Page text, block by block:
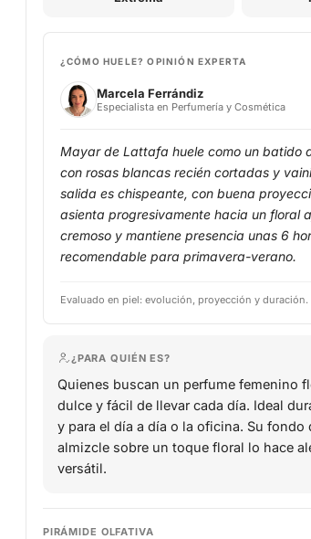
¿CÓMO HUELE? OPINIÓN EXPERTA
Marcela Ferrándiz
Especialista en Perfumería y Cosmética
Mayar de Lattafa huele como un batido
con rosas blancas recién cortadas y
salida es chispeante, con buena
asienta progresivamente hacia un floral
cremoso y mantiene presencia unas 6
recomendable para primavera-verano.
Evaluado en piel: evolución, proyección y duración.
¿PARA QUIÉN ES?
Quienes buscan un perfume femenino
dulce y fácil de llevar cada día. Ideal
y para el día a día o la oficina. Su fondo
almizcle sobre un toque floral lo hace
versátil.
PIRÁMIDE OLFATIVA